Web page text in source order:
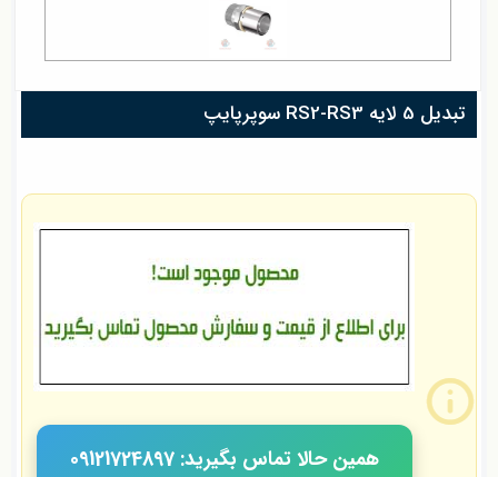
تبدیل 5 لایه RS2-RS3 سوپرپایپ
همین حالا تماس بگیرید: 09121724897